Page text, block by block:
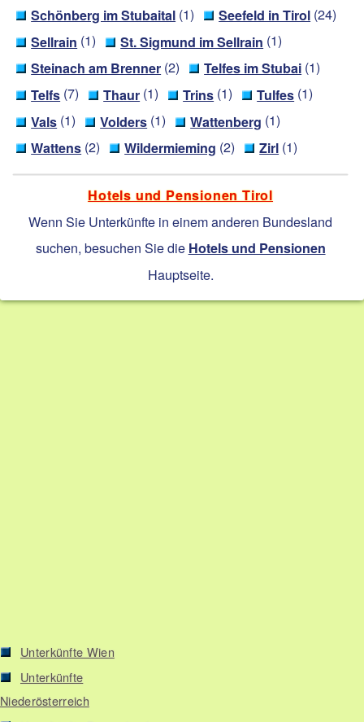
Schönberg im Stubaital (1) Seefeld in Tirol (24)
Sellrain (1) St. Sigmund im Sellrain (1)
Steinach am Brenner (2) Telfes im Stubai (1)
Telfs (7) Thaur (1) Trins (1) Tulfes (1)
Vals (1) Volders (1) Wattenberg (1)
Wattens (2) Wildermieming (2) Zirl (1)
Hotels und Pensionen Tirol
Wenn Sie Unterkünfte in einem anderen Bundesland
suchen, besuchen Sie die Hotels und Pensionen
Hauptseite.
Unterkünfte Wien
Unterkünfte
Niederösterreich